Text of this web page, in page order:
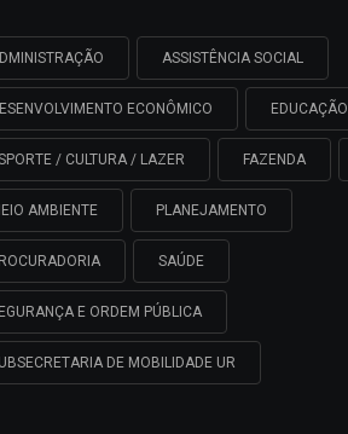
ASSISTÊNCIA SOCIAL
ECONÔMICO EDUCAÇÃO
/ CULTURA / LAZER FAZENDA
AMBIENTE PLANEJAMENTO
SAÚDE
E ORDEM PÚBLICA
DE MOBILIDADE UR